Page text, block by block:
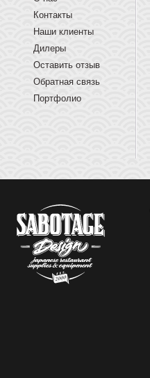
Контакты
Наши клиенты
Дилеры
Оставить отзыв
Обратная связь
Портфолио